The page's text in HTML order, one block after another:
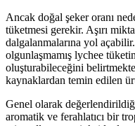
Ancak doğal şeker oranı
tüketmesi gerekir. Aşırı
dalgalanmalarına yol açabilir.
olgunlaşmamış lychee
oluşturabileceğini
kaynaklardan temin edilen
Genel olarak
aromatik ve ferahlatıcı bir